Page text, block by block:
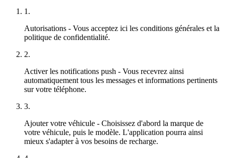
1.
Autorisations - Vous acceptez ici les conditions générales et la
politique de confidentialité.
2.
Activer les notifications push - Vous recevrez ainsi
automatiquement tous les messages et informations pertinents
sur votre téléphone.
3.
Ajouter votre véhicule - Choisissez d'abord la marque de
votre véhicule, puis le modèle. L'application pourra ainsi
mieux s'adapter à vos besoins de recharge.